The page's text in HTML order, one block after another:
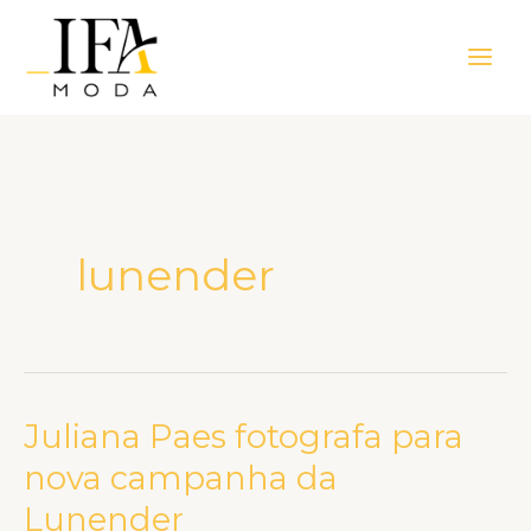
Menu
lunender
Juliana Paes fotografa para
nova campanha da
Lunender
Juliana
fotografa
para